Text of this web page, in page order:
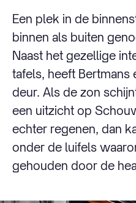
Een plek in de
binnen als buiten
Naast het gezellige
tafels, heeft
deur. Als de zon
een uitzicht op
echter regenen, dan
onder de luifels
gehouden door de